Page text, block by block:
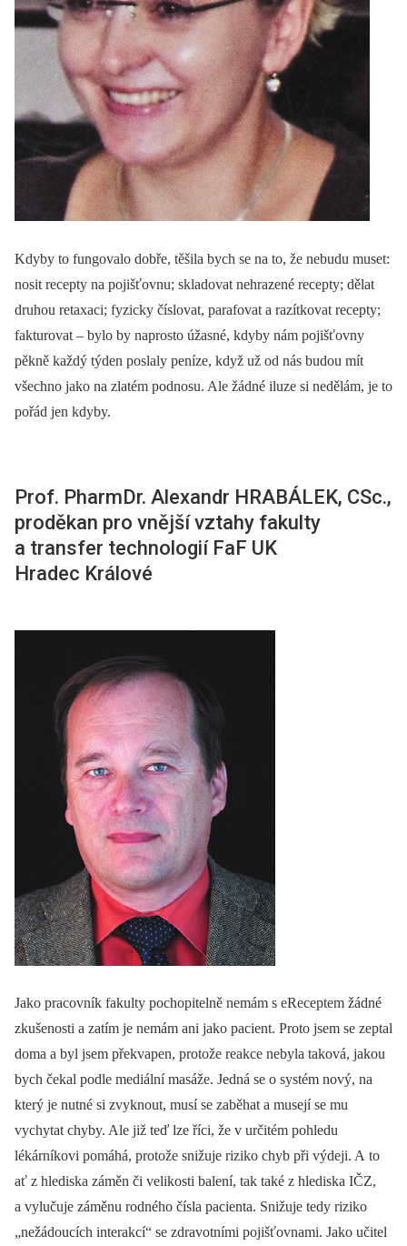
Kdyby to fungovalo dobře, těšila bych se na to, že nebudu muset:
nosit recepty na pojišťovnu; skladovat nehrazené recepty; dělat
druhou retaxaci; fyzicky číslovat, parafovat a razítkovat recepty;
fakturovat –⁠ bylo by naprosto úžasné, kdyby nám pojišťovny
pěkně každý týden poslaly peníze, když už od nás budou mít
všechno jako na zlatém podnosu. Ale žádné iluze si nedělám, je to
pořád jen kdyby.
Prof. PharmDr. Alexandr HRABÁLEK, CSc.,
proděkan pro vnější vztahy fakulty
a transfer technologií FaF UK
Hradec Králové
Jako pracovník fakulty pochopitelně nemám s eReceptem žádné
zkušenosti a zatím je nemám ani jako pacient. Proto jsem se zeptal
doma a byl jsem překvapen, protože reakce nebyla taková, jakou
bych čekal podle mediální masáže. Jedná se o systém nový, na
který je nutné si zvyknout, musí se zaběhat a musejí se mu
vychytat chyby. Ale již teď lze říci, že v určitém pohledu
lékárníkovi pomáhá, protože snižuje riziko chyb při výdeji. A to
ať z hlediska záměn či velikosti balení, tak také z hlediska IČZ,
a vylučuje záměnu rodného čísla pacienta. Snižuje tedy riziko
„nežádoucích interakcí“ se zdravotními pojišťovnami. Jako učitel